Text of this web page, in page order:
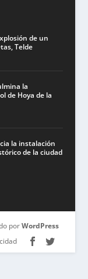
de un
Telde
la
de Hoya de la
la instalación
de la ciudad
porWordPress